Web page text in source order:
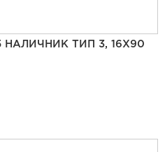
ТИП 3, 16Х90